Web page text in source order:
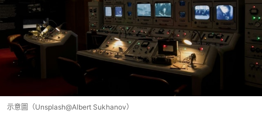
示意圖（Unsplash@Albert Sukhanov）